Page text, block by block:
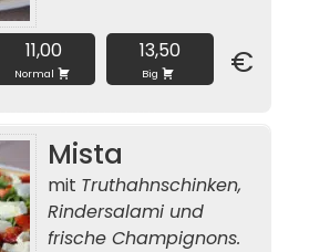
11,00
Normal
13,50
Big €
Mista
mit Truthahnschinken,
Rindersalami und
frische Champignons.